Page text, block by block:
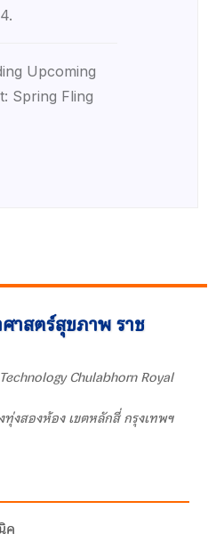
Upcoming
Spring Fling
าสตร์สุขภาพ ราช
Chulabhorn Royal
งสองห้อง เขตหลักสี่ กรุงเทพฯ
ค